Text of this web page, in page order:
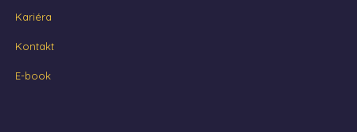
Kariéra
Kontakt
E-book